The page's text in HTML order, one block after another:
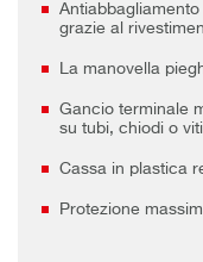
grazie al
La manovella
Gancio terminale
su tubi, chiodi o viti
Cassa in plastica
Protezione